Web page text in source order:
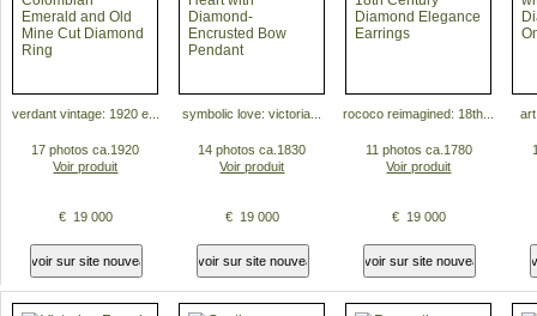
verdant vintage: 1920 e...
17 photos ca.1920
Voir produit
€ 19 000
symbolic love: victoria...
14 photos ca.1830
Voir produit
€ 19 000
rococo reimagined: 18th...
11 photos ca.1780
Voir produit
€ 19 000